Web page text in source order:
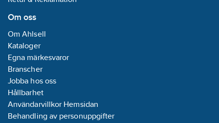
Om oss
Om Ahlsell
Kataloger
Egna märkesvaror
Branscher
Jobba hos oss
Hållbarhet
Användarvillkor Hemsidan
Behandling av personuppgifter